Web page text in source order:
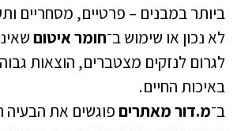
ביותר במבנים – פרטיים, מסחריים
לא נכון או שימוש ב־חומר איטום
לגרום לנזקים מצטברים, הוצאות
באיכות החיים.
ב־מ.דור מאתריםפוגשים את הבעיה